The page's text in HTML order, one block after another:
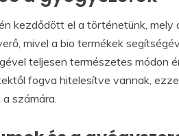
kezdődött el a történetünk, mely
mivel a bio termékek
teljesen természetes módon
fogva hitelesítve vannak,
számára.